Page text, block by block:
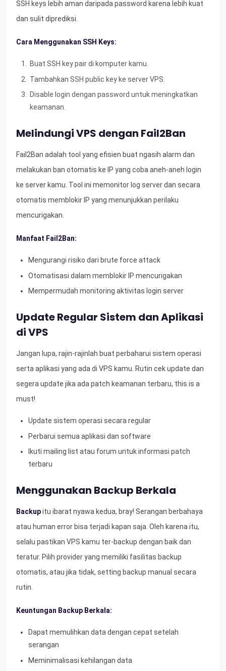
SSH keys lebih aman daripada password karena lebih kuat
dan sulit diprediksi.
Cara Menggunakan SSH Keys:
Buat SSH key pair di komputer kamu.
Tambahkan SSH public key ke server VPS.
Disable login dengan password untuk meningkatkan
keamanan.
Melindungi VPS dengan Fail2Ban
Fail2Ban adalah tool yang efisien buat ngasih alarm dan
melakukan ban otomatis ke IP yang coba aneh-aneh login
ke server kamu. Tool ini memonitor log server dan secara
otomatis memblokir IP yang menunjukkan perilaku
mencurigakan.
Manfaat Fail2Ban:
Mengurangi risiko dari brute force attack
Otomatisasi dalam memblokir IP mencurigakan
Mempermudah monitoring aktivitas login server
Update Regular Sistem dan Aplikasi
di VPS
Jangan lupa, rajin-rajinlah buat perbaharui sistem operasi
serta aplikasi yang ada di VPS kamu. Rutin cek update dan
segera update jika ada patch keamanan terbaru, this is a
must!
Update sistem operasi secara regular
Perbarui semua aplikasi dan software
Ikuti mailing list atau forum untuk informasi patch
terbaru
Menggunakan Backup Berkala
Backupitu ibarat nyawa kedua, bray! Serangan berbahaya
atau human error bisa terjadi kapan saja. Oleh karena itu,
selalu pastikan VPS kamu ter-backup dengan baik dan
teratur. Pilih provider yang memiliki fasilitas backup
otomatis, atau jika tidak, setting backup manual secara
rutin.
Keuntungan Backup Berkala:
Dapat memulihkan data dengan cepat setelah
serangan
Meminimalisasi kehilangan data